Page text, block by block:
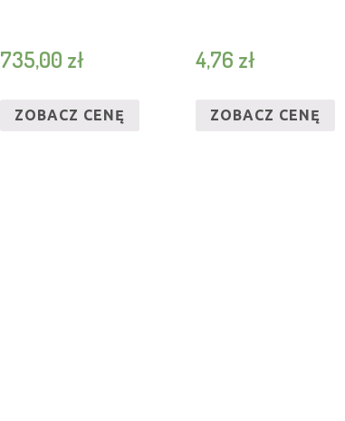
735,00 zł
ZOBACZ CENĘ
4,76 zł
ZOBACZ CENĘ